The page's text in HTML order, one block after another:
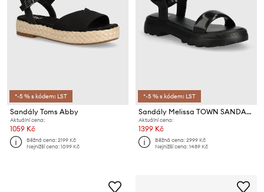
*-5 % s kódem: LST
Sandály Toms Abby
Aktuální cena:
1059 Kč
Běžná cena:2199 Kč
Nejnižší cena:1099 Kč
*-5 % s kódem: LST
Sandály Melissa TOWN SANDAL AD
Aktuální cena:
1399 Kč
Běžná cena:2999 Kč
Nejnižší cena:1489 Kč